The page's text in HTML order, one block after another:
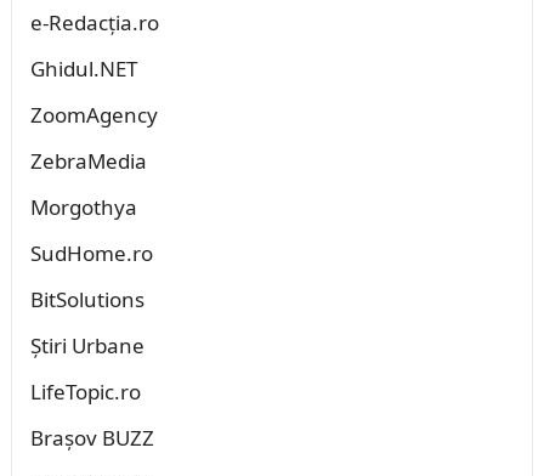
e-Redacția.ro
Ghidul.NET
ZoomAgency
ZebraMedia
Morgothya
SudHome.ro
BitSolutions
Știri Urbane
LifeTopic.ro
Brașov BUZZ